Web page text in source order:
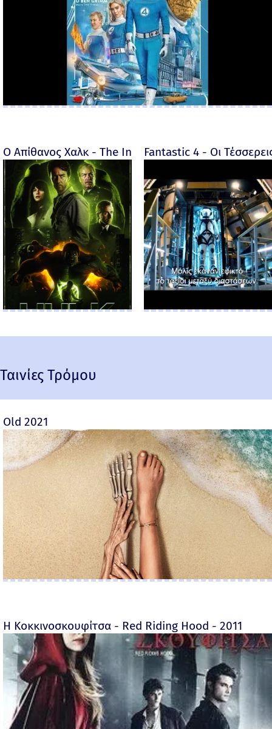
Ο Απίθανος Χαλκ - The Incredible Hulk - 2008
Fantastic 4 - Οι
Ταινίες Τρόμου
Old 2021
Η Κοκκινοσκουφίτσα - Red Riding Hood - 2011